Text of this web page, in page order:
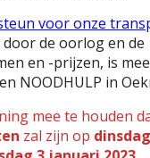
voor onze
de oorlog en de
en -prijzen, is
NOODHULP in
mee te houden
zal zijn op